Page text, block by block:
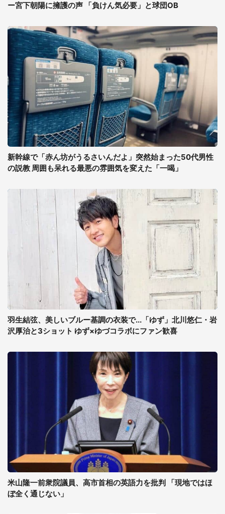
ー宮下朝陽に擁護の声 「負けん気必要」と球団OB
新幹線で「赤ん坊がうるさいんだよ」突然始まった50代男性
の説教 周囲も呆れる最悪の雰囲気を変えた「一喝」
羽生結弦、美しいブルー基調の衣装で...「ゆず」北川悠仁・岩
沢厚治と3ショット ゆず×ゆづコラボにファン歓喜
米山隆一前衆院議員、高市首相の英語力を批判 「現地ではほ
ぼ全く通じない」